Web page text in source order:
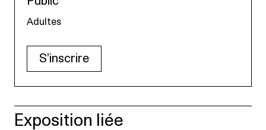
Adultes
S’inscrire
Exposition liée